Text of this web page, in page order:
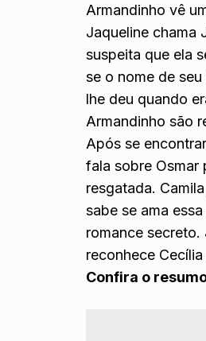
Armandinho vê
Jaqueline chama
suspeita que ela
se o nome de
lhe deu quando
Armandinho são
Após se
fala sobre Osmar
resgatada.
sabe se ama
romance
reconhece
Confira o